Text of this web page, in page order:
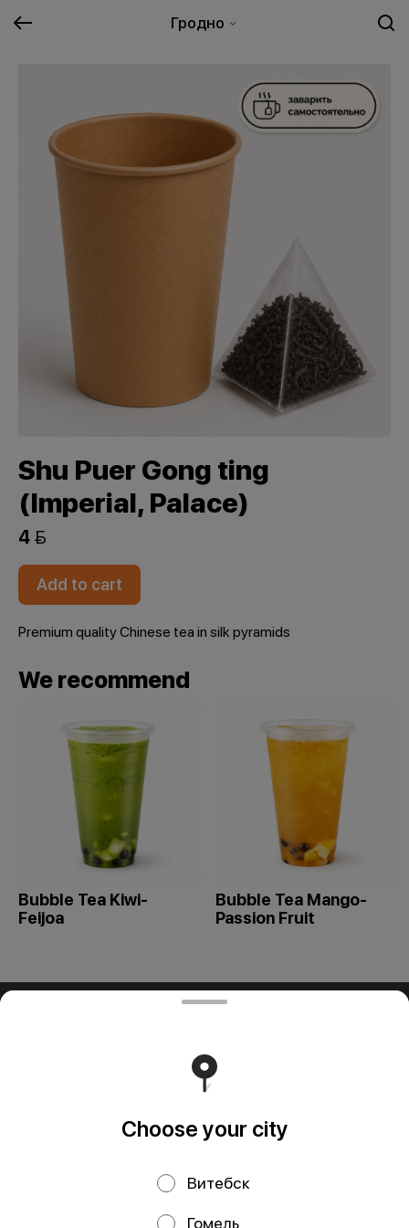
Гродно
Shu Puer Gong ting
(Imperial, Palace)
4 
Add to cart
Premium quality Chinese tea in silk pyramids
We recommend
Bubble Tea Kiwi-
Feijoa
Bubble Tea Mango-
Passion Fruit
ООО "ПАДТАЙ-ГРУПП"
Свидетельство выдано Минским горисполкомом
03.12.2020 г. Интернет-магазин зарегистрирован в
Торговом реестре Республики Беларусь 18.01.2021г.
Choose your city
Витебск
Гомель